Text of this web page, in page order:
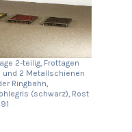
2-teilig, Frottagen
und 2 Metallschienen
Ringbahn,
(schwarz), Rost